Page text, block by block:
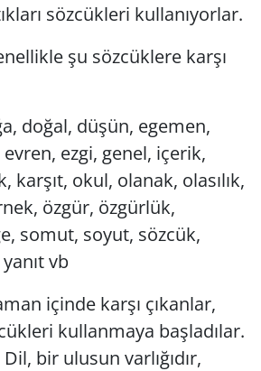
sözcükleri kullanıyorlar.
şu sözcüklere karşı
doğal, düşün, egemen,
ezgi, genel, içerik,
karşıt, okul, olanak, olasılık,
özgür, özgürlük,
somut, soyut, sözcük,
vb
içinde karşı çıkanlar,
kullanmaya başladılar.
bir ulusun varlığıdır,